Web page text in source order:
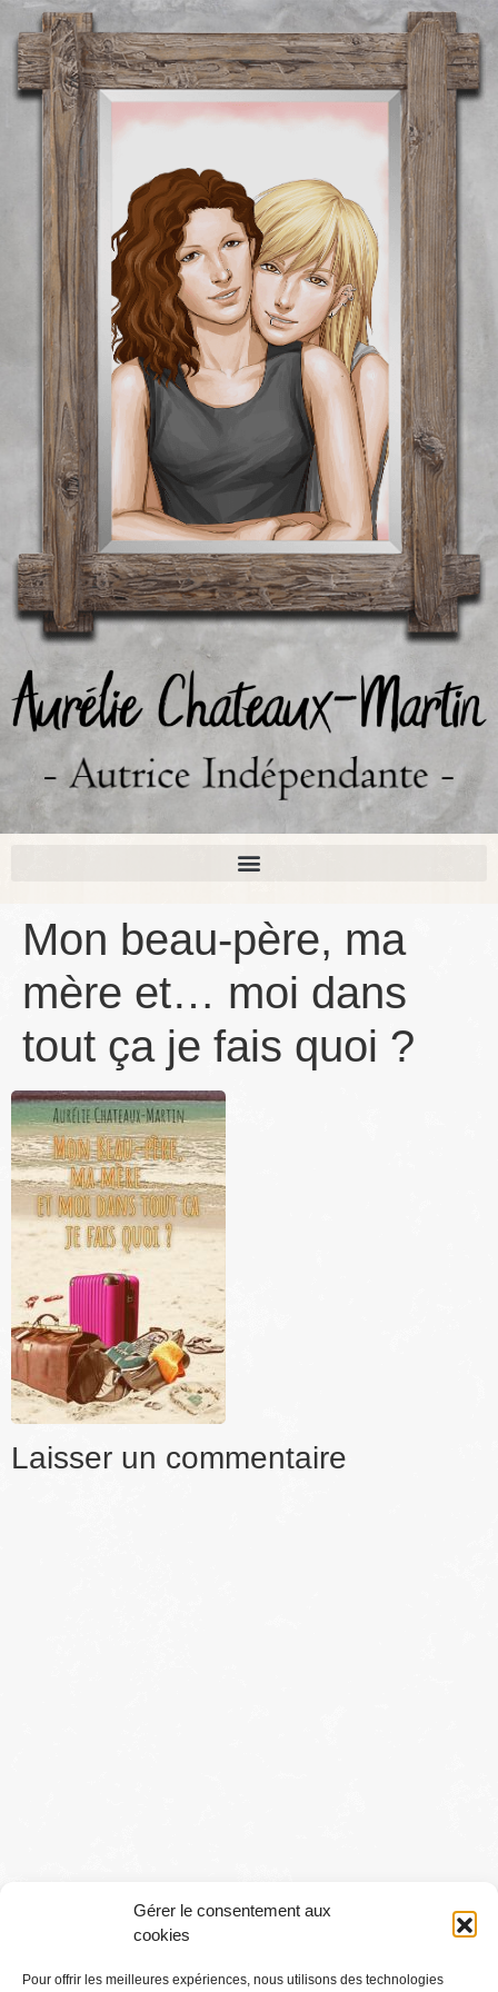
Gérer le consentement aux
cookies
Pour offrir les meilleures expériences, nous utilisons des technologies
Mon beau-père, ma
mère et… moi dans
tout ça je fais quoi ?
Laisser un commentaire